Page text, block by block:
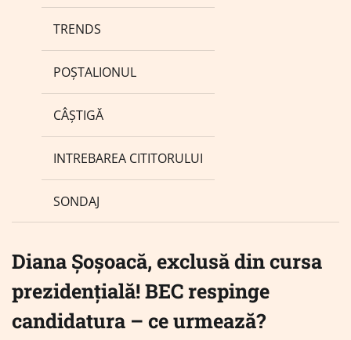
TRENDS
POȘTALIONUL
CÂȘTIGĂ
INTREBAREA CITITORULUI
SONDAJ
Diana Șoșoacă, exclusă din cursa
prezidențială! BEC respinge
candidatura – ce urmează?